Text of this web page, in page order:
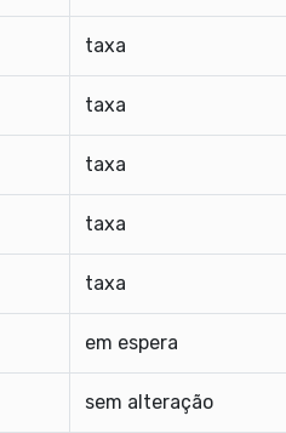
taxa
taxa
taxa
taxa
taxa
em espera
sem alteração